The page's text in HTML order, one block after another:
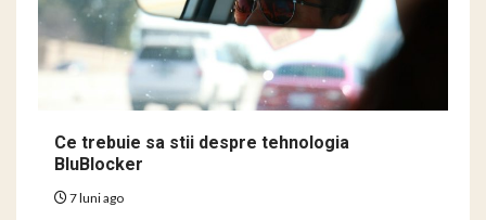
Ce trebuie sa stii despre tehnologia
BluBlocker
7 luni ago